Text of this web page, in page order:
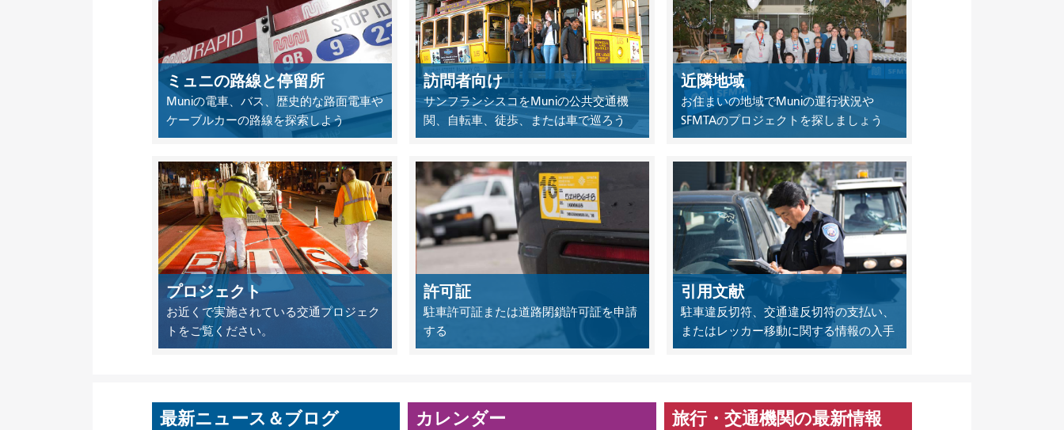
ミュニの路線と停留所
Muniの電車、バス、歴史的な路面電車や
ケーブルカーの路線を探索しよう
訪問者向け
サンフランシスコをMuniの公共交通機
関、自転車、徒歩、または車で巡ろう
近隣地域
お住まいの地域でMuniの運行状況や
SFMTAのプロジェクトを探しましょう
プロジェクト
お近くで実施されている交通プロジェク
トをご覧ください。
許可証
駐車許可証または道路閉鎖許可証を申請
する
引用文献
駐車違反切符、交通違反切符の支払い、
またはレッカー移動に関する情報の入手
最新ニュース＆ブログ カレンダー 旅行・交通機関の最新情報